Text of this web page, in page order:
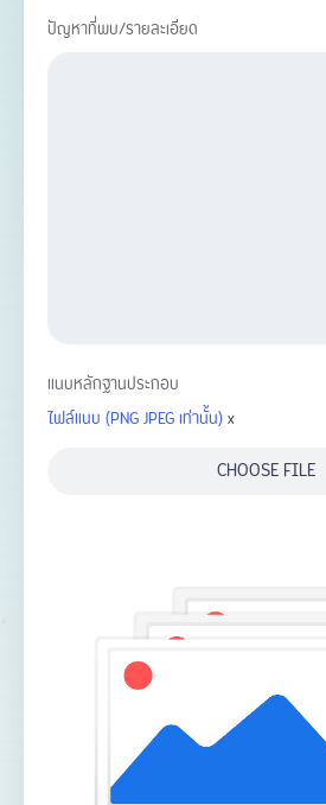
ปัญหาที่พบ/รายละเอียด
แนบหลักฐานประกอบ
ไฟล์แนบ (PNG JPEG เท่านั้น)x
CHOOSE FILE